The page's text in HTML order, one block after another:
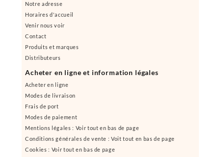
Notre adresse
Horaires d'accueil
Venir nous voir
Contact
Produits et marques
Distributeurs
Acheter en ligne et information légales
Acheter en ligne
Modes de livraison
Frais de port
Modes de paiement
Mentions légales : Voir tout en bas de page
Conditions générales de vente : Voit tout en bas de page
Cookies : Voir tout en bas de page